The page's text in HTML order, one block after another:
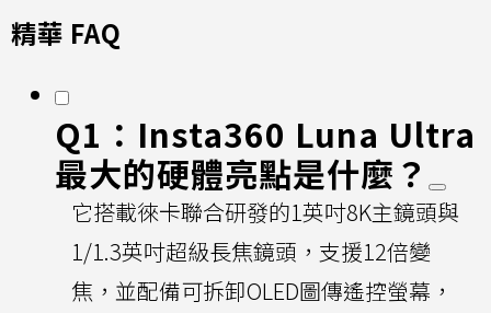
精華 FAQ
Q1：Insta360 Luna Ultra
最大的硬體亮點是什麼？
它搭載徠卡聯合研發的1英吋8K主鏡頭與
1/1.3英吋超級長焦鏡頭，支援12倍變
焦，並配備可拆卸OLED圖傳遙控螢幕，